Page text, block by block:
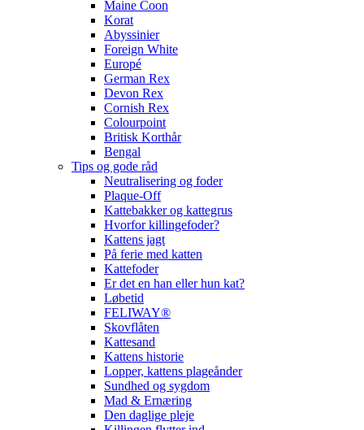
Maine Coon
Korat
Abyssinier
Foreign White
Europé
German Rex
Devon Rex
Cornish Rex
Colourpoint
Britisk Korthår
Bengal
Tips og gode råd
Neutralisering og foder
Plaque-Off
Kattebakker og kattegrus
Hvorfor killingefoder?
Kattens jagt
På ferie med katten
Kattefoder
Er det en han eller hun kat?
Løbetid
FELIWAY®
Skovflåten
Kattesand
Kattens historie
Lopper, kattens plageånder
Sundhed og sygdom
Mad & Ernæring
Den daglige pleje